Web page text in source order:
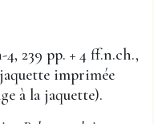
239 pp. + 4 ff.n.ch.,
imprimée
à la jaquette).